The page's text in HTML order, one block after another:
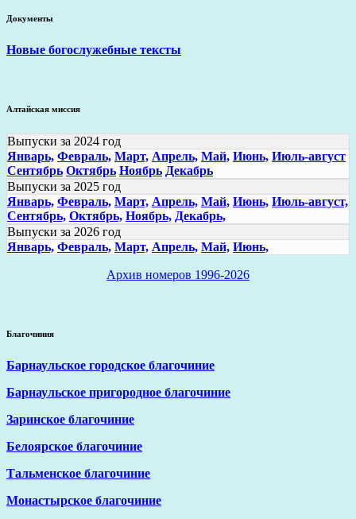
Документы
Новые богослужебные тексты
Алтайская миссия
Выпуски за 2024 год
Январь, Февраль, Март, Апрель, Май, Июнь, Июль-август
Сентябрь Октябрь Ноябрь Декабрь
Выпуски за 2025 год
Январь, Февраль, Март, Апрель, Май, Июнь, Июль-август,
Сентябрь, Октябрь, Ноябрь, Декабрь,
Выпуски за 2026 год
Январь, Февраль, Март, Апрель, Май, Июнь,
Архив номеров 1996-2026
Благочиния
Барнаульское городское благочиние
Барнаульское пригородное благочиние
Заринское благочиние
Белоярское благочиние
Тальменское благочиние
Монастырское благочиние